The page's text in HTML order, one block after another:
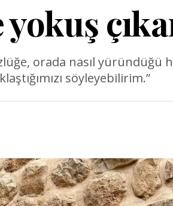
orada nasıl
söyleyebilirim.”